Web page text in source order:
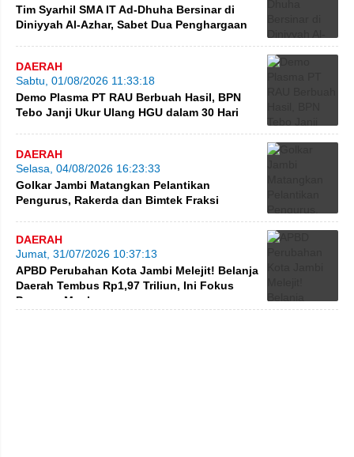
Tim Syarhil SMA IT Ad-Dhuha Bersinar di
Diniyyah Al-Azhar, Sabet Dua Penghargaan
DAERAH
Sabtu, 01/08/2026 11:33:18
Demo Plasma PT RAU Berbuah Hasil, BPN
Tebo Janji Ukur Ulang HGU dalam 30 Hari
DAERAH
Selasa, 04/08/2026 16:23:33
Golkar Jambi Matangkan Pelantikan
Pengurus, Rakerda dan Bimtek Fraksi
DAERAH
Jumat, 31/07/2026 10:37:13
APBD Perubahan Kota Jambi Melejit! Belanja
Daerah Tembus Rp1,97 Triliun, Ini Fokus
Program Maulana